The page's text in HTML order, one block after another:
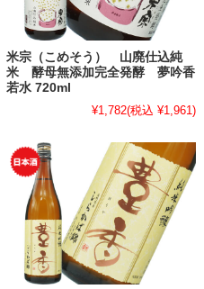
米宗（こめそう） 山廃仕込純
米 酵母無添加完全発酵 夢吟香
若水 720ml
¥1,782(税込 ¥1,961)